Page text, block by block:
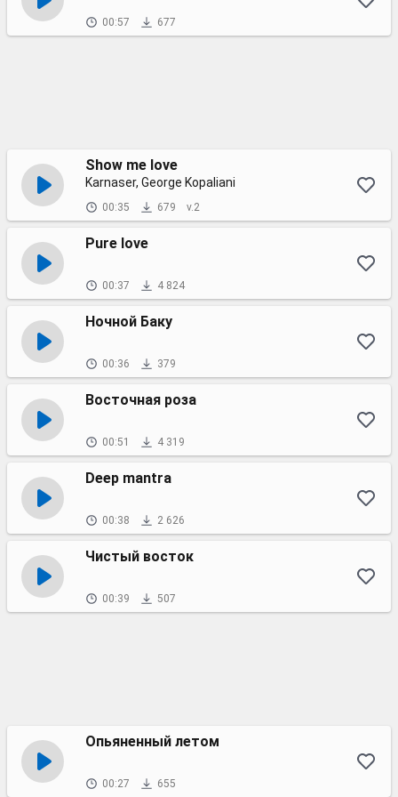
00:57 677
Show me love
Karnaser, George Kopaliani
00:35 679 v.2
Pure love
00:37 4 824
Ночной Баку
00:36 379
Восточная роза
00:51 4 319
Deep mantra
00:38 2 626
Чистый восток
00:39 507
Опьяненный летом
00:27 655